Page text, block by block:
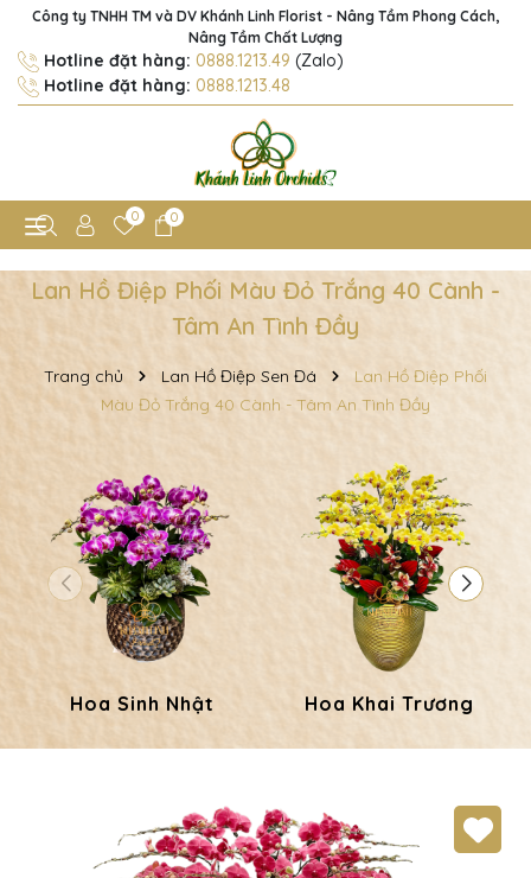
Công ty TNHH TM và DV Khánh Linh Florist - Nâng Tầm Phong Cách,
Nâng Tầm Chất Lượng
Hotline đặt hàng: 0888.1213.49 (Zalo)
Hotline đặt hàng: 0888.1213.48
0 0
Lan Hồ Điệp Phối Màu Đỏ Trắng 40 Cành -
Tâm An Tình Đầy
Trang chủ Lan Hồ Điệp Sen Đá
Lan Hồ Điệp Phối
Màu Đỏ Trắng 40 Cành - Tâm An Tình Đầy
Hoa Sinh Nhật Hoa Khai Trương